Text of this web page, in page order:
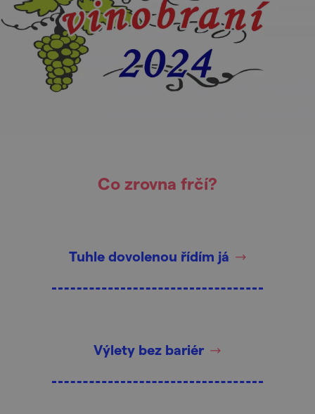
Co zrovna frčí?
Tuhle dovolenou řídím já
Výlety bez bariér